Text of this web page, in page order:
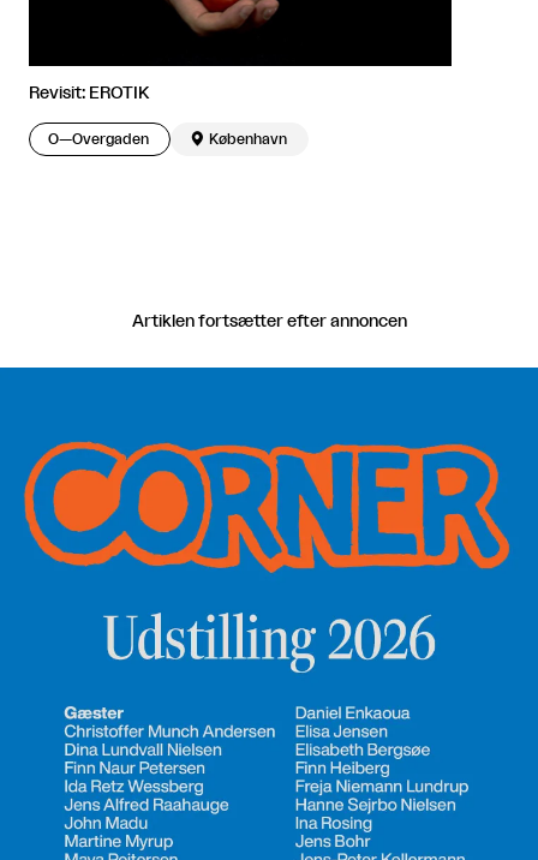
Revisit: EROTIK
O—Overgaden  København
Artiklen fortsætter efter annoncen